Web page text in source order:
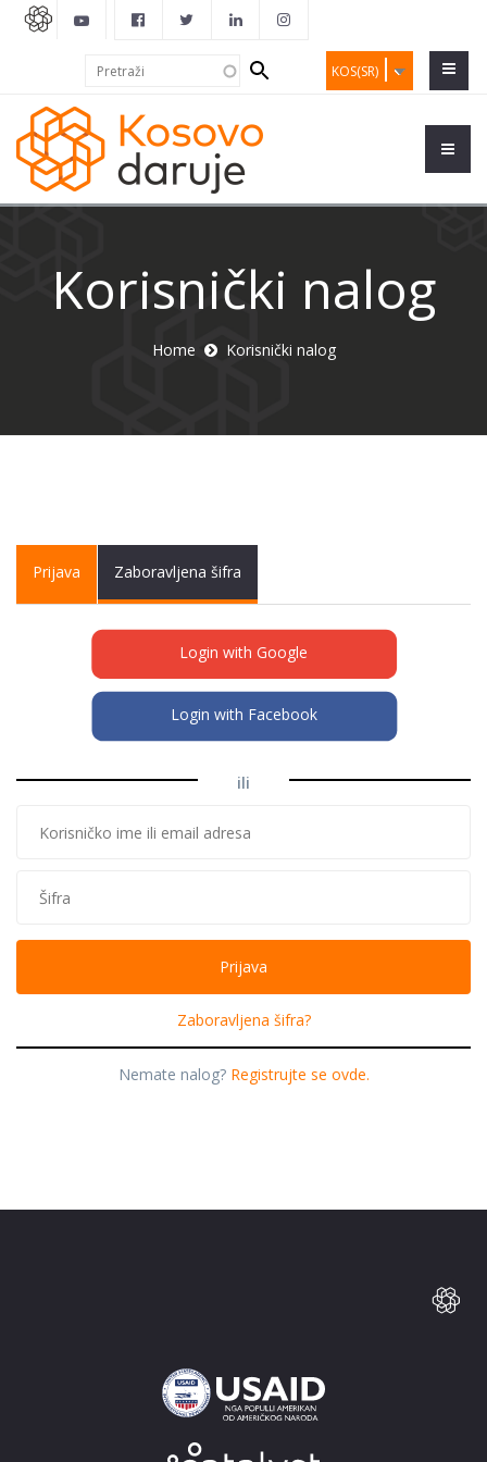
KOS(SR)
Search
form
Korisnički nalog
Home Korisnički nalog
Primary tabs
Prijava (activeZaboravljena šifra
Login with Google
Login with Facebook
ili
Zaboravljena šifra?
Nemate nalog? Registrujte se ovde.